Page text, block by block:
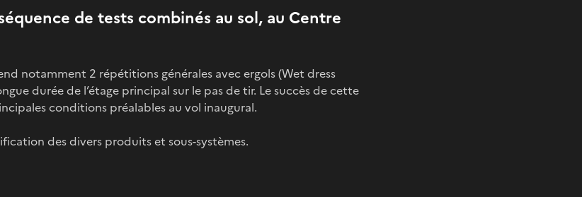
de tests combinés au sol, au Centre
notamment 2 répétitions générales avec ergols (Wet dress
durée de l’étage principal sur le pas de tir. Le succès de cette
conditions préalables au vol inaugural.
des divers produits et sous-systèmes.